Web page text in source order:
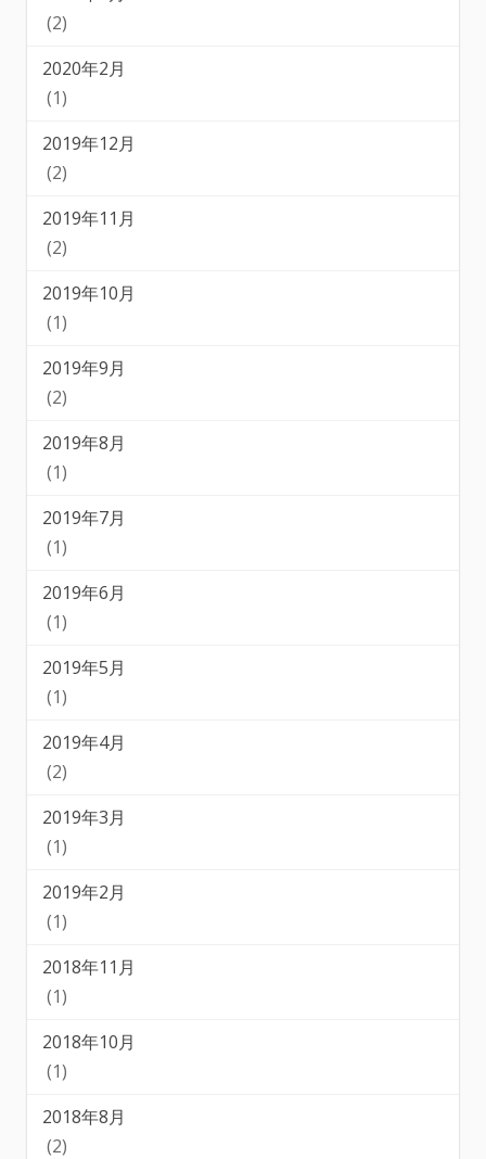
(2)
2020年2月
(1)
2019年12月
(2)
2019年11月
(2)
2019年10月
(1)
2019年9月
(2)
2019年8月
(1)
2019年7月
(1)
2019年6月
(1)
2019年5月
(1)
2019年4月
(2)
2019年3月
(1)
2019年2月
(1)
2018年11月
(1)
2018年10月
(1)
2018年8月
(2)